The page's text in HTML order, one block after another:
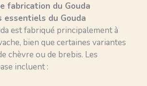
fabrication du Gouda
essentiels du Gouda
est fabriqué principalement à
bien que certaines variantes
chèvre ou de brebis. Les
incluent :